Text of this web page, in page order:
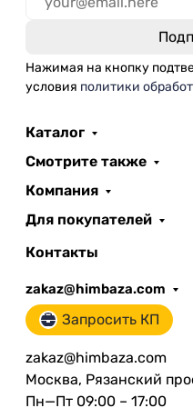
Нажимая на кнопку
условия политики
Каталог
Смотрите также
Компания
Для покупателей
Контакты
zakaz@himbaza.com
Запросить КП
zakaz@himbaza.com
Москва, Рязанский
Пн—Пт 09:00 – 17:00